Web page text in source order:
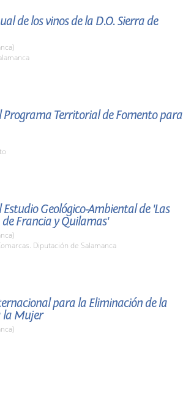
de los vinos de la D.O. Sierra de
Programa Territorial de Fomento para
Geológico-Ambiental de 'Las
de Francia y Quilamas'
Diputación de Salamanca
para la Eliminación de la
la Mujer